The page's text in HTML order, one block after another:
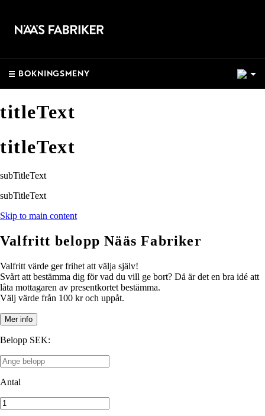
BOKNINGSMENY
titleText
titleText
subTitleText
subTitleText
Skip to main content
Valfritt belopp Nääs Fabriker
Valfritt värde ger frihet att välja själv!
Svårt att bestämma dig för vad du vill ge bort? Då är det en bra idé att
låta mottagaren av presentkortet bestämma.
Mer info
Belopp SEK:
Antal